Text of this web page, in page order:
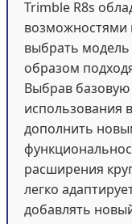
Trimble R8s
возможностями
выбрать
образом
Выбрав
использования
дополнить
расширения
легко
добавлять